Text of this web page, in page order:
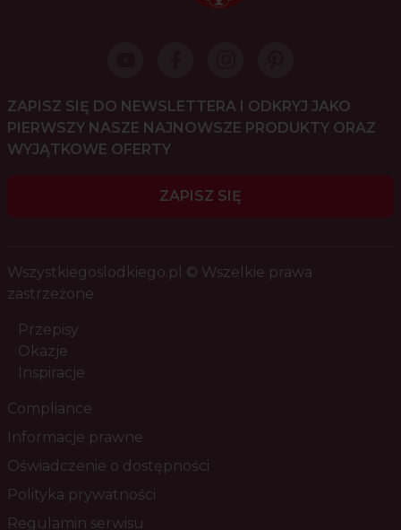
ZAPISZ SIĘ DO NEWSLETTERA I ODKRYJ JAKO
PIERWSZY NASZE NAJNOWSZE PRODUKTY ORAZ
WYJĄTKOWE OFERTY
ZAPISZ SIĘ
Wszystkiegoslodkiego.pl © Wszelkie prawa
zastrzeżone
Przepisy
Okazje
Inspiracje
Compliance
Informacje prawne
Oświadczenie o dostępności
Polityka prywatności
Regulamin serwisu